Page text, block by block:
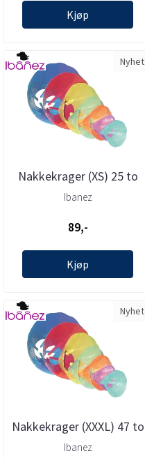
Kjøp
Nyhet
Nakkekrager (XS) 25 to
28cm, Ibanez
Ibanez
89,-
Kjøp
Nyhet
Nakkekrager (XXXL) 47 to
58cm, Ibanez
Ibanez